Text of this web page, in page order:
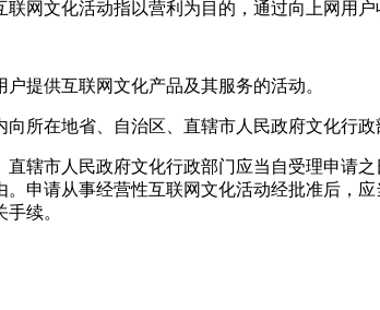
网文化活动指以营利为目的，通过向上网用
提供互联网文化产品及其服务的活动。
所在地省、自治区、直辖市人民政府文化行政
辖市人民政府文化行政部门应当自受理申请
申请从事经营性互联网文化活动经批准后，应
续。